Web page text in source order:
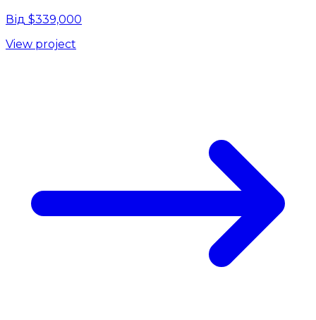
Від $339,000
View project